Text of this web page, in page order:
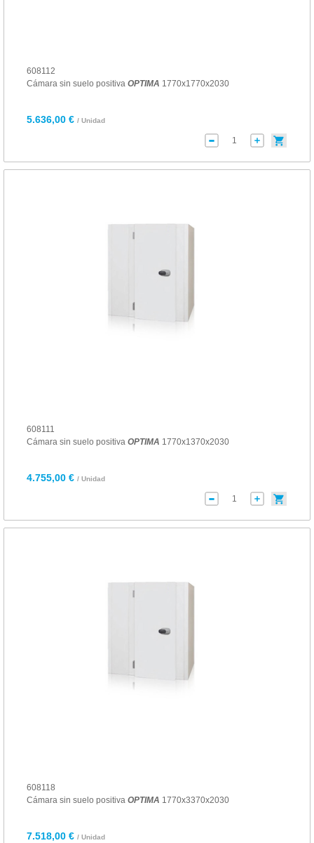
608112
Cámara sin suelo positiva OPTIMA 1770x1770x2030
5.636,00 € / Unidad
608111
Cámara sin suelo positiva OPTIMA 1770x1370x2030
4.755,00 € / Unidad
608118
Cámara sin suelo positiva OPTIMA 1770x3370x2030
7.518,00 € / Unidad